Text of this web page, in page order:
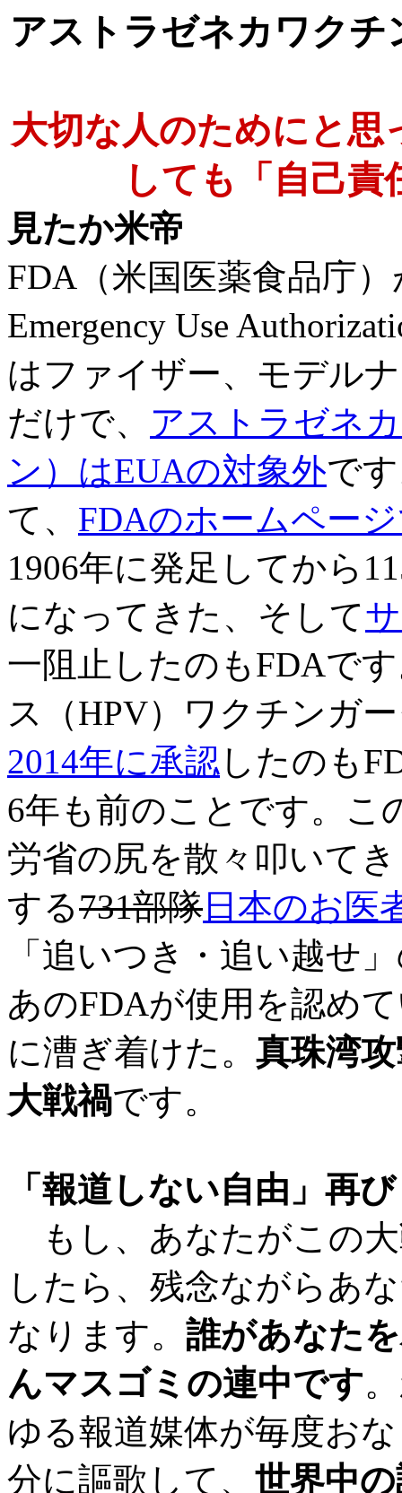
アストラゼネカワクチ
大切な人のためにと思
しても「自己
見たか米帝
FDA（米国医薬食品庁
Emergency Use
はファイザー、モデル
だけで、 アストラゼネ
ン）はEUAの対象外で
て、 FDAのホームペー
1906年に発足してから
になってきた、そして
一阻止したのもFDAで
ス（HPV）ワクチンガ
2014年に承認 したのも
6年も前のことです。こ
労省の尻を散々叩いて
する731部隊 日本のお医
「追いつき・追い越せ
あのFDAが使用を認め
に漕ぎ着けた。 真珠湾
大戦禍です。
「報道しない自由」再び
もし、あなたがこの
したら、残念ながらあ
なります。 誰があなた
んマスゴミの連中です
ゆる報道媒体が毎度お
分に謳歌して、 世界中